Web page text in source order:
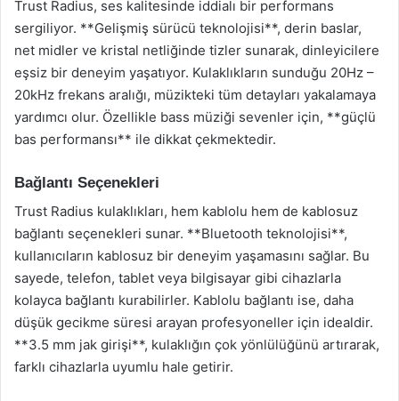
Trust Radius, ses kalitesinde iddialı bir performans
sergiliyor. **Gelişmiş sürücü teknolojisi**, derin baslar,
net midler ve kristal netliğinde tizler sunarak, dinleyicilere
eşsiz bir deneyim yaşatıyor. Kulaklıkların sunduğu 20Hz –
20kHz frekans aralığı, müzikteki tüm detayları yakalamaya
yardımcı olur. Özellikle bass müziği sevenler için, **güçlü
bas performansı** ile dikkat çekmektedir.
Bağlantı Seçenekleri
Trust Radius kulaklıkları, hem kablolu hem de kablosuz
bağlantı seçenekleri sunar. **Bluetooth teknolojisi**,
kullanıcıların kablosuz bir deneyim yaşamasını sağlar. Bu
sayede, telefon, tablet veya bilgisayar gibi cihazlarla
kolayca bağlantı kurabilirler. Kablolu bağlantı ise, daha
düşük gecikme süresi arayan profesyoneller için idealdir.
**3.5 mm jak girişi**, kulaklığın çok yönlülüğünü artırarak,
farklı cihazlarla uyumlu hale getirir.